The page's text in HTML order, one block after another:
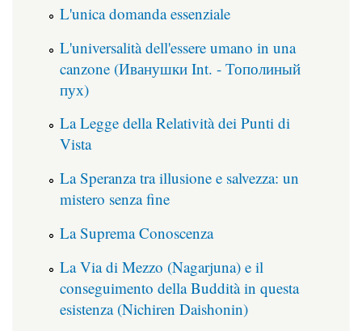
L'unica domanda essenziale
L'universalità dell'essere umano in una
canzone (Иванушки Int. - Тополиный
пух)
La Legge della Relatività dei Punti di
Vista
La Speranza tra illusione e salvezza: un
mistero senza fine
La Suprema Conoscenza
La Via di Mezzo (Nagarjuna) e il
conseguimento della Buddità in questa
esistenza (Nichiren Daishonin)